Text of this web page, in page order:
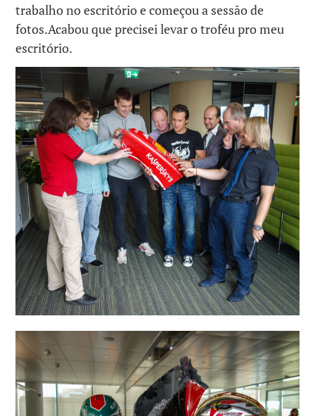
trabalho no escritório e começou a sessão de
fotos.Acabou que precisei levar o troféu pro meu
escritório.